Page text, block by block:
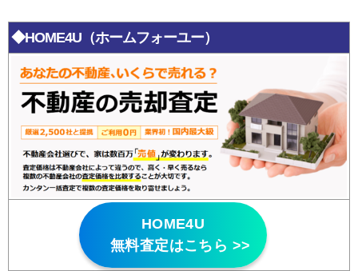
◆HOME4U（ホームフォーユー）
HOME4U
無料査定はこちら >>